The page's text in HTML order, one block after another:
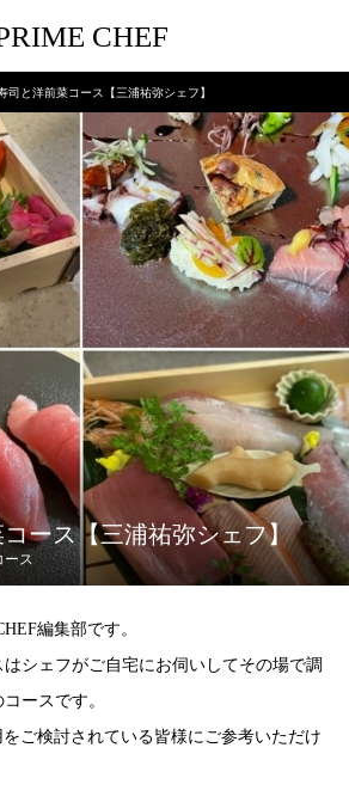
CHEF
司と洋前菜コース【三浦祐弥シェフ】
ース【三浦祐弥シェフ】
ース
編集部です。
シェフがご自宅にお伺いしてその場で調
ースです。
ご検討されている皆様にご参考いただけ